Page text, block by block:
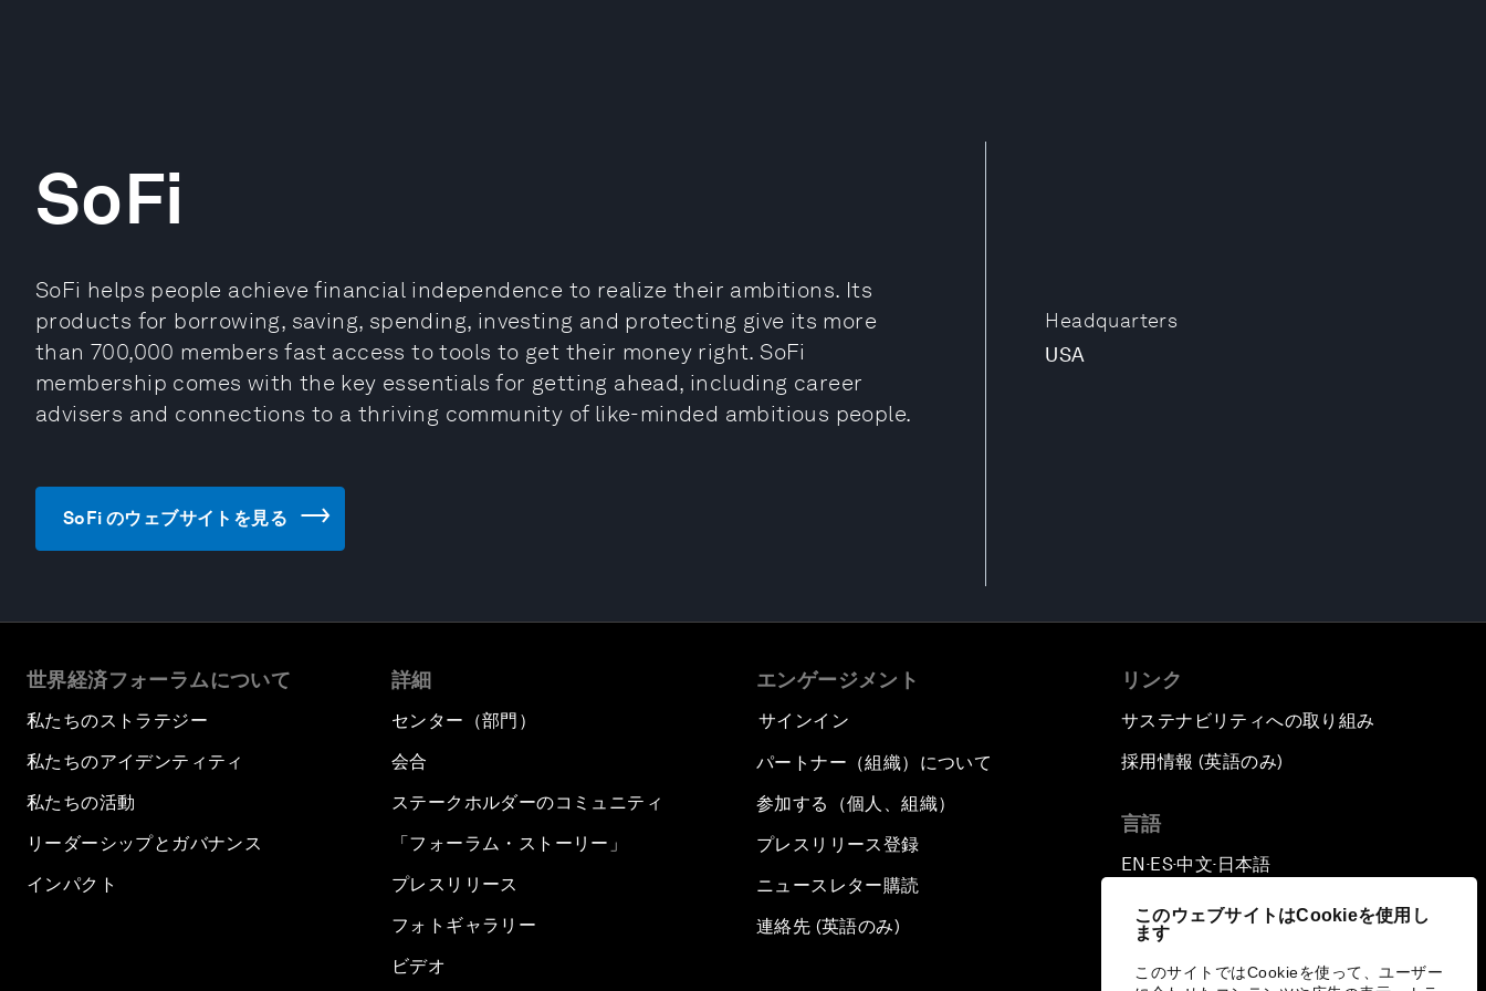
このウェブサイトはCookieを使用し
ます
このサイトではCookieを使って、ユーザー
Headquarters
USA
SoFi
SoFi helps people achieve financial independence to realize their ambitions. Its
products for borrowing, saving, spending, investing and protecting give its more
than 700,000 members fast access to tools to get their money right. SoFi
membership comes with the key essentials for getting ahead, including career
advisers and connections to a thriving community of like-minded ambitious people.
SoFi のウェブサイトを見る
世界経済フォーラムについて
私たちのストラテジー
私たちのアイデンティティ
私たちの活動
リーダーシップとガバナンス
インパクト
詳細
センター（部門）
会合
ステークホルダーのコミュニティ
「フォーラム・ストーリー」
プレスリリース
フォトギャラリー
ビデオ
エンゲージメント
サインイン
パートナー（組織）について
参加する（個人、組織）
プレスリリース登録
ニュースレター購読
連絡先 (英語のみ)
リンク
サステナビリティへの取り組み
採用情報 (英語のみ)
言語
EN ▪ES▪中文▪ 日本語